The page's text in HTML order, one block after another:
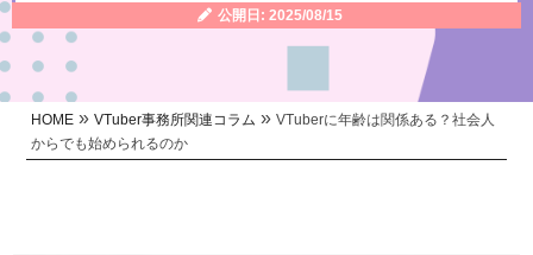
公開日: 2025/08/15
HOME »VTuber事務所関連コラム »VTuberに年齢は関係ある？社会人
からでも始められるのか